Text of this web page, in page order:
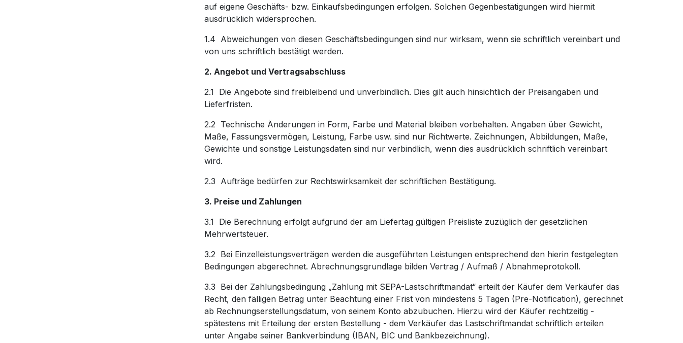
auf eigene Geschäfts- bzw. Einkaufsbedingungen erfolgen. Solchen Gegenbestätigungen wird hiermit
ausdrücklich widersprochen.
1.4 Abweichungen von diesen Geschäftsbedingungen sind nur wirksam, wenn sie schriftlich vereinbart und
von uns schriftlich bestätigt werden.
2. Angebot und Vertragsabschluss
2.1 Die Angebote sind freibleibend und unverbindlich. Dies gilt auch hinsichtlich der Preisangaben und
Lieferfristen.
2.2 Technische Änderungen in Form, Farbe und Material bleiben vorbehalten. Angaben über Gewicht,
Maße, Fassungsvermögen, Leistung, Farbe usw. sind nur Richtwerte. Zeichnungen, Abbildungen, Maße,
Gewichte und sonstige Leistungsdaten sind nur verbindlich, wenn dies ausdrücklich schriftlich vereinbart
wird.
2.3 Aufträge bedürfen zur Rechtswirksamkeit der schriftlichen Bestätigung.
3. Preise und Zahlungen
3.1 Die Berechnung erfolgt aufgrund der am Liefertag gültigen Preisliste zuzüglich der gesetzlichen
Mehrwertsteuer.
3.2 Bei Einzelleistungsverträgen werden die ausgeführten Leistungen entsprechend den hierin festgelegten
Bedingungen abgerechnet. Abrechnungsgrundlage bilden Vertrag / Aufmaß / Abnahmeprotokoll.
3.3 Bei der Zahlungsbedingung „Zahlung mit SEPA-Lastschriftmandat“ erteilt der Käufer dem Verkäufer das
Recht, den fälligen Betrag unter Beachtung einer Frist von mindestens 5 Tagen (Pre-Notification), gerechnet
ab Rechnungserstellungsdatum, von seinem Konto abzubuchen. Hierzu wird der Käufer rechtzeitig -
spätestens mit Erteilung der ersten Bestellung - dem Verkäufer das Lastschriftmandat schriftlich erteilen
unter Angabe seiner Bankverbindung (IBAN, BIC und Bankbezeichnung).